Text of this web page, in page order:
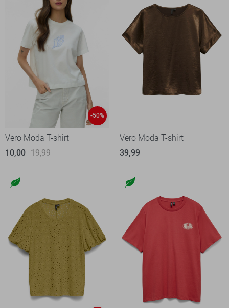
-50%
Vero Moda T-shirt
10,00 19,99
Vero Moda T-shirt
39,99